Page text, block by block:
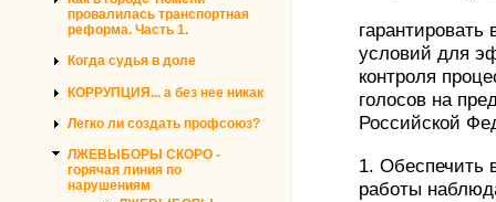
провалилась транспортная
реформа. Часть 1.
Когда судья в доле
КОРРУПЦИЯ... а без нее никак
Легко ли создать профсоюз?
ЛЖЕВЫБОРЫ СКОРО -
горячая линия по
нарушениям
условий для
контроля
голосов на
Российской
1. Обеспечить
работы